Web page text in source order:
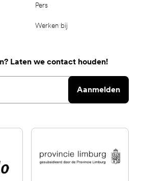
Pers
Werken bij
Laten we contact houden!
Aanmelden